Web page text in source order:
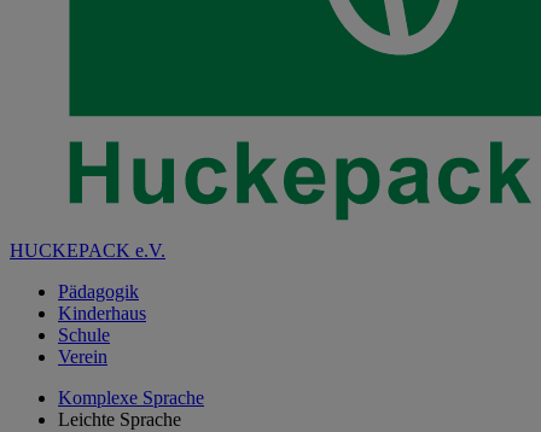
HUCKEPACK e.V.
Pädagogik
Kinderhaus
Schule
Verein
Komplexe Sprache
Leichte Sprache